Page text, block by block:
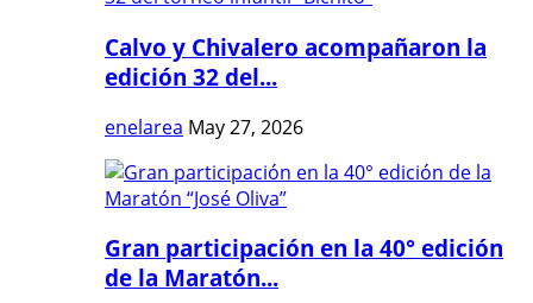
Calvo y Chivalero acompañaron la
edición 32 del...
enelarea May 27, 2026
Gran participación en la 40° edición
de la Maratón...